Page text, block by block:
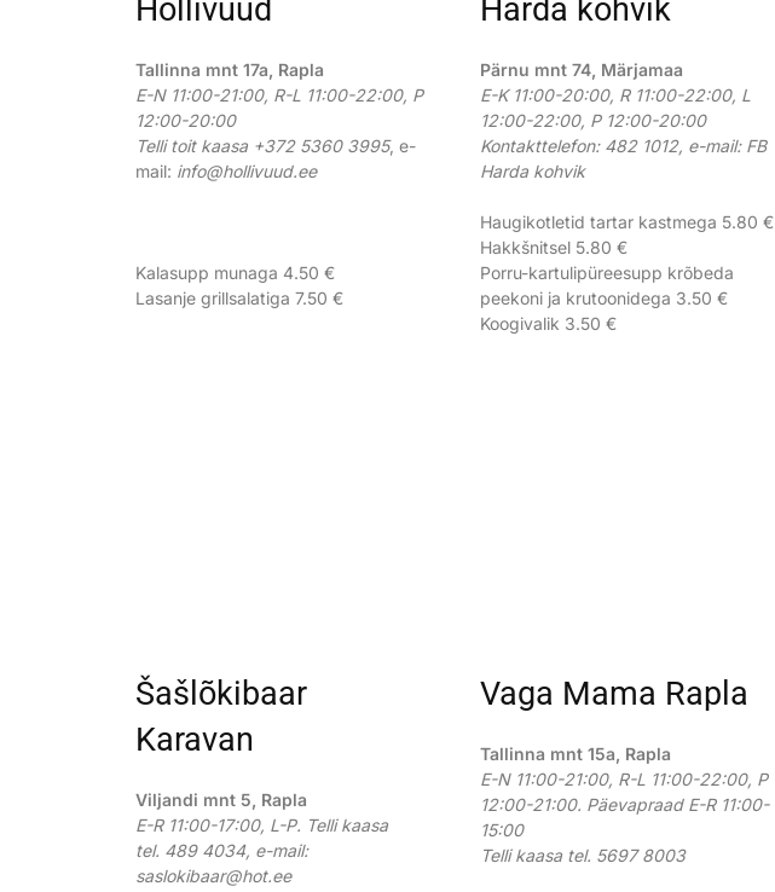
Hollivuud
Tallinna mnt 17a, Rapla
E-N 11:00-21:00, R-L 11:00-22:00, P
12:00-20:00
Telli toit kaasa +372 5360 3995, e-
mail: info@hollivuud.ee
Kalasupp munaga 4.50 €
Lasanje grillsalatiga 7.50 €
Harda kohvik
Pärnu mnt 74, Märjamaa
E-K 11:00-20:00, R 11:00-22:00, L
12:00-22:00, P 12:00-20:00
Kontakttelefon: 482 1012, e-mail: FB
Harda kohvik
Haugikotletid tartar kastmega 5.80 €
Hakkšnitsel 5.80 €
Porru-kartulipüreesupp krõbeda
peekoni ja krutoonidega 3.50 €
Koogivalik 3.50 €
Šašlõkibaar
Karavan
Viljandi mnt 5, Rapla
E-R 11:00-17:00, L-P. Telli kaasa
tel. 489 4034, e-mail:
saslokibaar@hot.ee
Vaga Mama Rapla
Tallinna mnt 15a, Rapla
E-N 11:00-21:00, R-L 11:00-22:00, P
12:00-21:00. Päevapraad E-R 11:00-
15:00
Telli kaasa tel. 5697 8003